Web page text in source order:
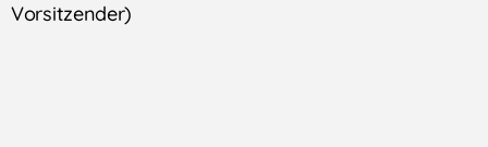
Vorsitzender)